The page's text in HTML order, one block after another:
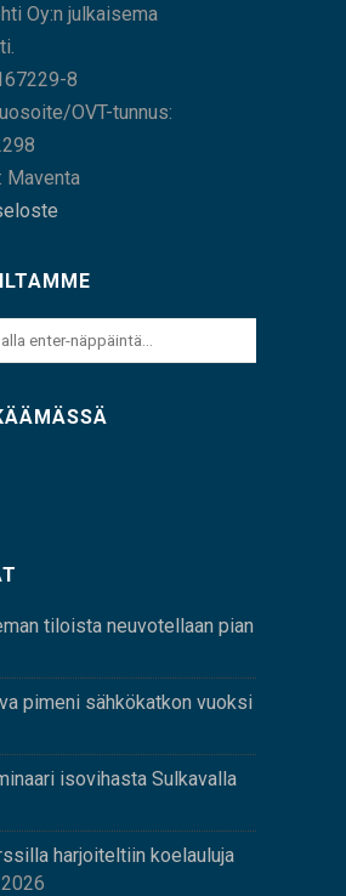
Oy:n julkaisema
8
OVT-tunnus:
Maventa
tiloista neuvotellaan pian
pimeni sähkökatkon vuoksi
isovihasta Sulkavalla
harjoiteltiin koelauluja